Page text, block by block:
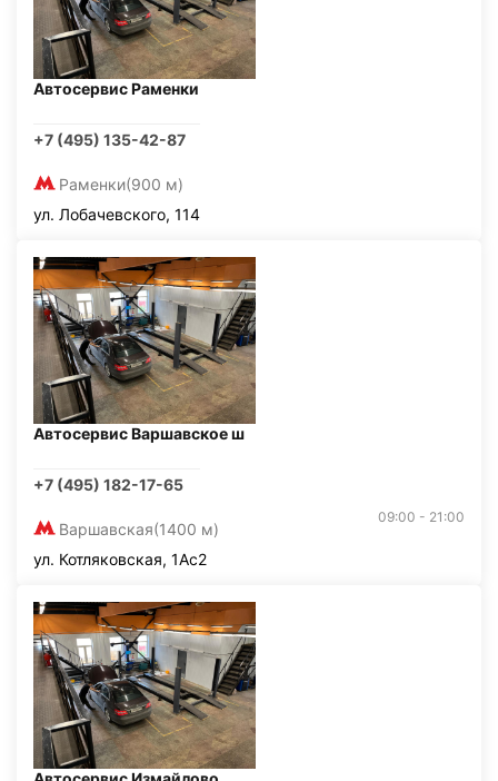
Автосервис Раменки
+7 (495) 135-42-87
Раменки(900 м)
ул. Лобачевского, 114
Автосервис Варшавское ш
+7 (495) 182-17-65
Варшавская(1400 м)
09:00 - 21:00
ул. Котляковская, 1Ас2